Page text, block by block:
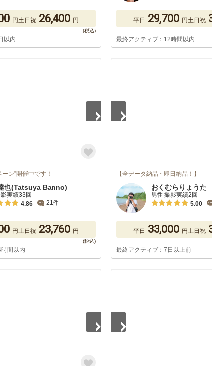
円土日祝 26,400 円
以内
平日 29,700 円土日祝
最終アクティブ：12時間以内
ン”開催中です！
也(Tatsuya Banno)
実績33回
4.86
21件
円土日祝 23,760 円
間以内
【全データ納品・即日納品！】
おくむらりょうた
男性 撮影実績2回
5.00
平日 33,000 円土日祝
最終アクティブ：7日以上前